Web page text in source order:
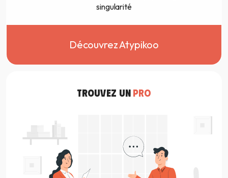
singularité
Découvrez Atypikoo
TROUVEZ UN PRO